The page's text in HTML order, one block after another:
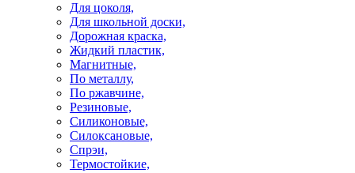
Для цоколя,
Для школьной доски,
Дорожная краска,
Жидкий пластик,
Магнитные,
По металлу,
По ржавчине,
Резиновые,
Силиконовые,
Силоксановые,
Спрэи,
Термостойкие,